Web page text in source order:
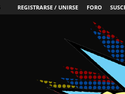
REGISTRARSE / UNIRSE FORO